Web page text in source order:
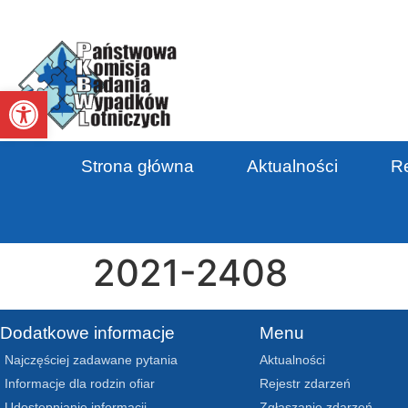
Otwórz pasek narzędzi
Strona główna Aktualności
2021-2408
Dodatkowe informacje
Najczęściej zadawane pytania
Informacje dla rodzin ofiar
Menu
Aktualności
Rejestr zdarzeń